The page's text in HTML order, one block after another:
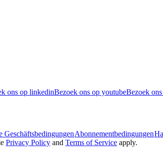
ons op linkedinBezoek ons op youtubeBezoek
GeschäftsbedingungenAbonnementbedingungen
Privacy Policy and Terms of Service apply.